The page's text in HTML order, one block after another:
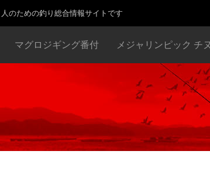
のための釣り総合情報サイトです
マグロジギング番付 メジャリンピック チヌ